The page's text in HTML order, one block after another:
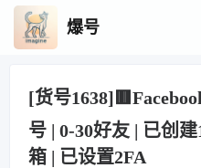
爆号
[货号
号 | 0-30好友 | 已创
箱 | 已设置2FA